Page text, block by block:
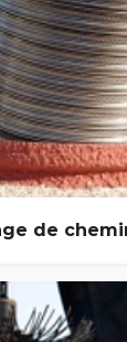
de